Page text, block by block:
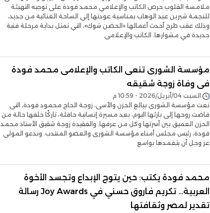
ملامسة القلوب حرص الكاتب والإعلامي محمد فودة على توجيه التهنئة
للنجمة شيرين عبد الوهاب بمناسبة عودتها إلى الساحة الغنائية من جديد،
وذلك عقب طرح أحدث أعمالها «الحضن شوك»، التي تمثل بداية مرحلة فنية
جديدة في مشوارها. الكاتب والإعلامى
مؤسسة الشورى تنعى الكاتب والإعلامى محمد فودة
فى وفاة زوجة شقيقه
السبت 04/أبريل/2026 - 10:59 م
نعت مؤسسة الشورى ببالغ الحزن والأسى، زوجة الحاج محمود فودة، التى
فاضت روحها إلى بارئها اليوم، بعد مسيرة إنسانية حافلة، تاركًا خلفها حالة من
الحزن العميق بين أسرتها وكل من عرفها. والفقيدة زوجة شقيق الأستاذ محمد
فودة، رئيس مجلس أمناء مؤسسة الشورى والعضو المنتدب. وندعو المولى
عز وجل أن يتغمدها بواسع
محمد فودة يكتب: حين يتوج الإبداع وتجسد الأخوة
العربية… تكريم فاروق حسني في Joy Awards رسالة
تقدير لمصر وثقافتها